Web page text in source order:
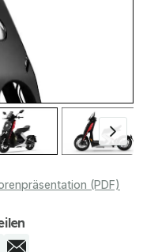
(PDF)